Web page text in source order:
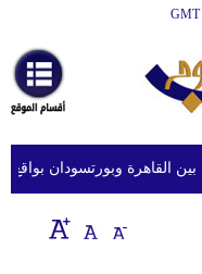
أخبارعاجلة
رياضة
ثقافة
إقتصاد
وبورتسودان بواقع 5 رحلات أسبوعيا